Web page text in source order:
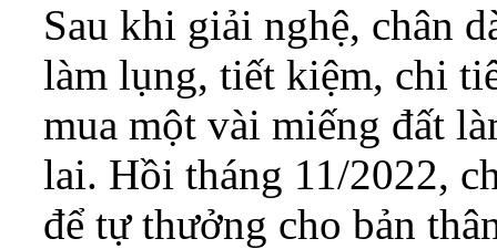
Sau khi giải nghệ, chân
làm lụng, tiết kiệm, chi
mua một vài miếng đất
lai. Hồi tháng 11/2022,
để tự thưởng cho bản